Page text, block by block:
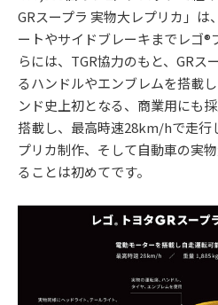
GRスープラ 実物大レプリカ」
ートやサイドブレーキまでレゴ®
らには、TGR協力のもと、GRス
るハンドルやエンブレムを搭載
ンド史上初となる、商業用にも
搭載し、最高時速28km/hで走行
プリカ制作、そして自動車の実
ることは初めてです。